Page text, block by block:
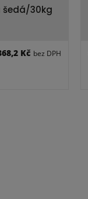
šedá/30kg
Kč bez DPH